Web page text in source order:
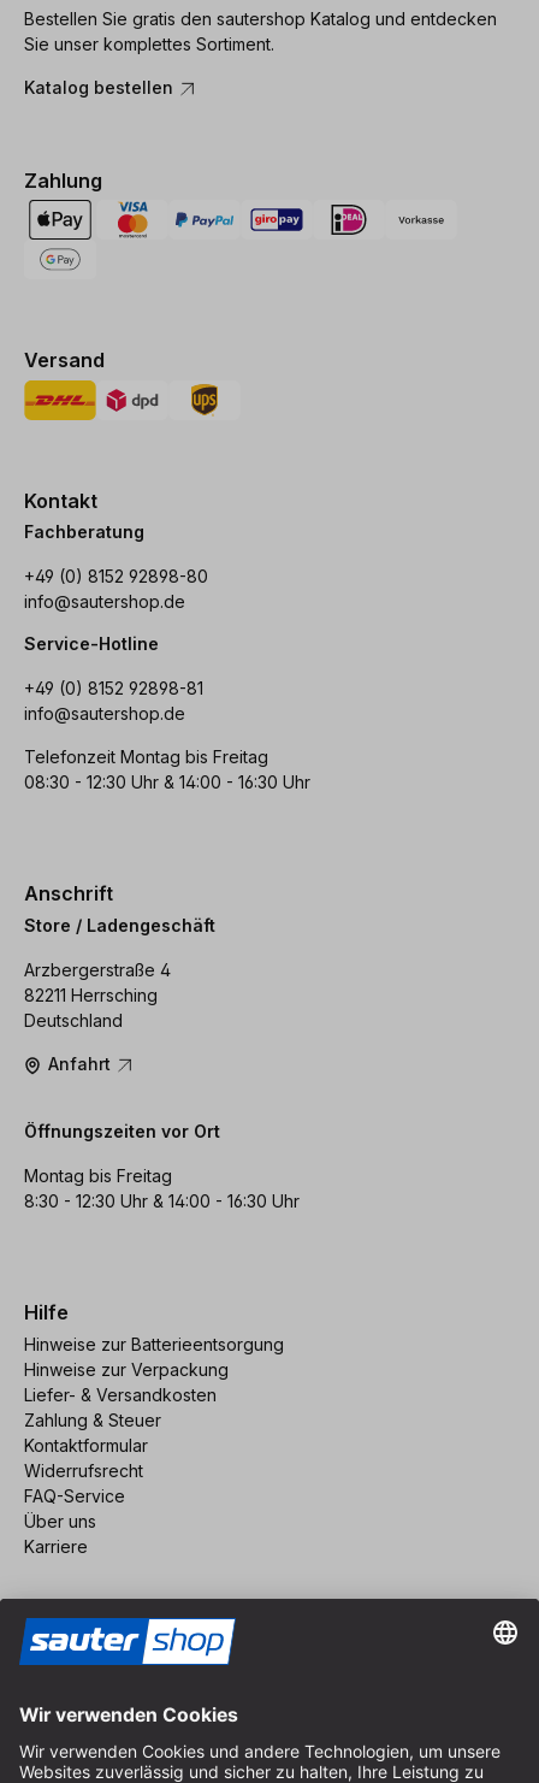
Bestellen Sie gratis den sautershop Katalog und entdecken
Sie unser komplettes Sortiment.
Katalog bestellen
Zahlung
Versand
Kontakt
Fachberatung
+49 (0) 8152 92898-80
info@sautershop.de
Service-Hotline
+49 (0) 8152 92898-81
info@sautershop.de
Telefonzeit Montag bis Freitag
08:30 - 12:30 Uhr & 14:00 - 16:30 Uhr
Anschrift
Store / Ladengeschäft
Arzbergerstraße 4
82211 Herrsching
Deutschland
Anfahrt
Öffnungszeiten vor Ort
Montag bis Freitag
8:30 - 12:30 Uhr & 14:00 - 16:30 Uhr
Hilfe
Hinweise zur Batterieentsorgung
Hinweise zur Verpackung
Liefer- & Versandkosten
Zahlung & Steuer
Kontaktformular
Widerrufsrecht
FAQ-Service
Über uns
Karriere
Impressum